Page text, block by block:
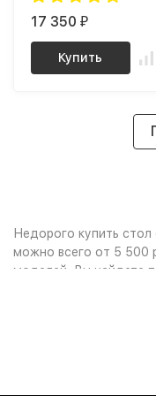
17 350₽
Купить
Недорого купить
можно всего от 5 500
моделей, Вы найдете
Качественные фото и